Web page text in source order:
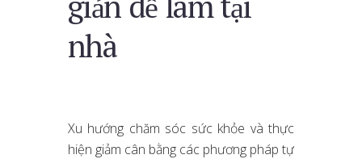
nhà
Xu hướng chăm sóc sức khỏe và thực
hiện giảm cân bằng các phương pháp tự